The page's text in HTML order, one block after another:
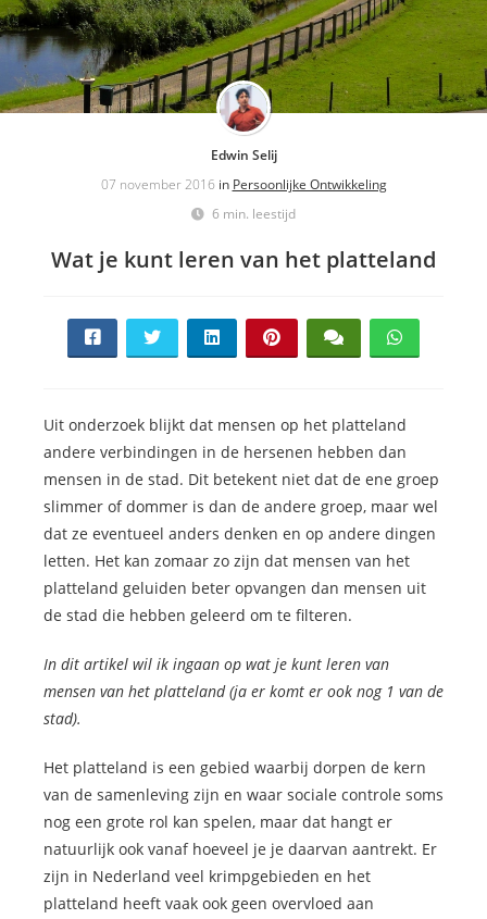
Edwin Selij
07 november 2016 in Persoonlijke Ontwikkeling
6 min. leestijd
Wat je kunt leren van het platteland
Uit onderzoek blijkt dat mensen op het platteland
andere verbindingen in de hersenen hebben dan
mensen in de stad. Dit betekent niet dat de ene groep
slimmer of dommer is dan de andere groep, maar wel
dat ze eventueel anders denken en op andere dingen
letten. Het kan zomaar zo zijn dat mensen van het
platteland geluiden beter opvangen dan mensen uit
de stad die hebben geleerd om te filteren.
In dit artikel wil ik ingaan op wat je kunt leren van
mensen van het platteland (ja er komt er ook nog 1 van de
stad).
Het platteland is een gebied waarbij dorpen de kern
van de samenleving zijn en waar sociale controle soms
nog een grote rol kan spelen, maar dat hangt er
natuurlijk ook vanaf hoeveel je je daarvan aantrekt. Er
zijn in Nederland veel krimpgebieden en het
platteland heeft vaak ook geen overvloed aan